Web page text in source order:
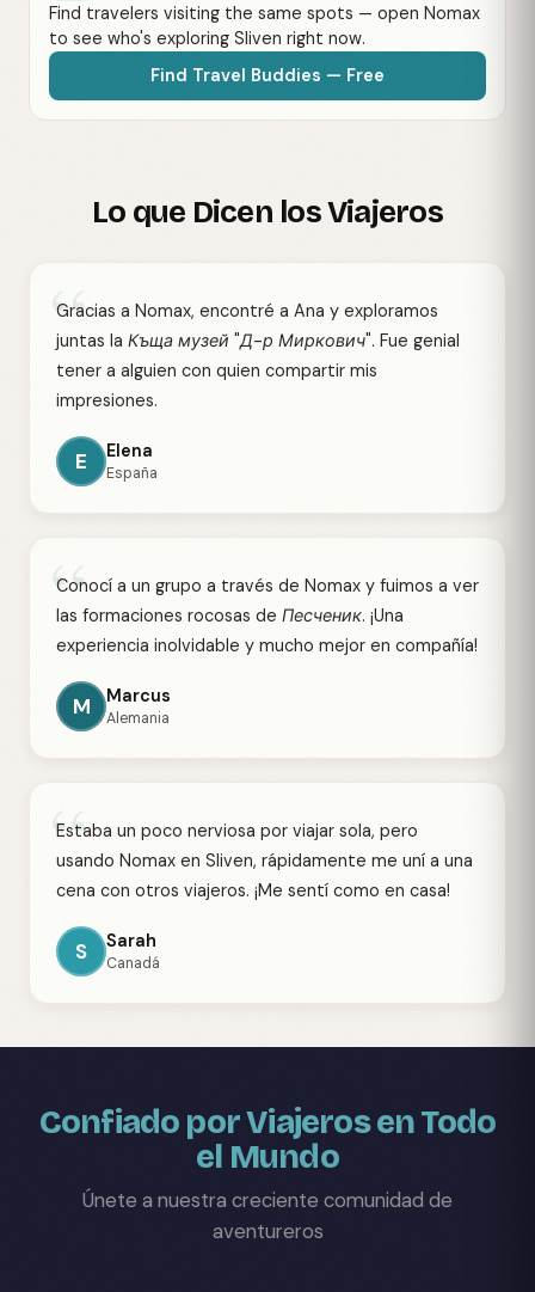
Find travelers visiting the same spots — open Nomax
to see who's exploring Sliven right now.
Find Travel Buddies — Free
Lo que Dicen los Viajeros
“
Gracias a Nomax, encontré a Ana y exploramos
juntas la Къща музей "Д-р Миркович". Fue genial
tener a alguien con quien compartir mis
impresiones.
E Elena
España
“
Conocí a un grupo a través de Nomax y fuimos a ver
las formaciones rocosas de Песченик. ¡Una
experiencia inolvidable y mucho mejor en compañía!
M Marcus
Alemania
“
Estaba un poco nerviosa por viajar sola, pero
usando Nomax en Sliven, rápidamente me uní a una
cena con otros viajeros. ¡Me sentí como en casa!
S Sarah
Canadá
Confiado por Viajeros en Todo
el Mundo
Únete a nuestra creciente comunidad de
aventureros